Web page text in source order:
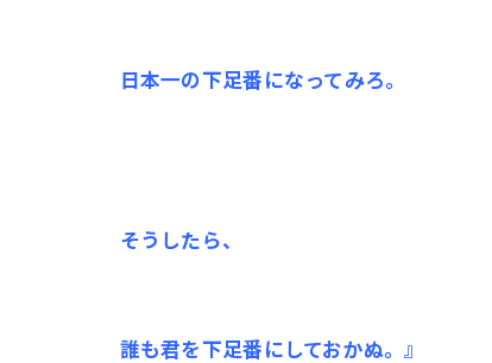
日本一の下足番になってみろ。
そうしたら、
誰も君を下足番にしておかぬ。』